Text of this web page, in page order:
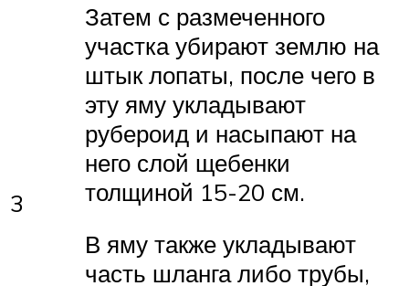
3
Затем с размеченного
участка убирают землю на
штык лопаты, после чего в
эту яму укладывают
рубероид и насыпают на
него слой щебенки
толщиной 15-20 см.
В яму также укладывают
часть шланга либо трубы,